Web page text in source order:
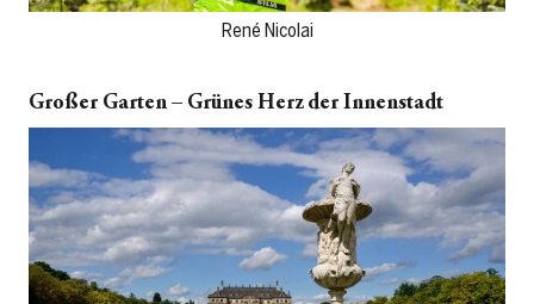
René Nicolai
Großer Garten – Grünes Herz der Innenstadt